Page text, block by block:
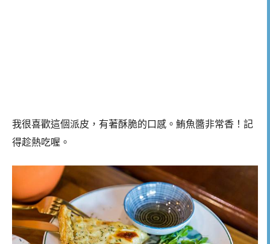
我很喜歡這個派皮，有著酥脆的口感。鮪魚醬非常香！記
得趁熱吃喔。